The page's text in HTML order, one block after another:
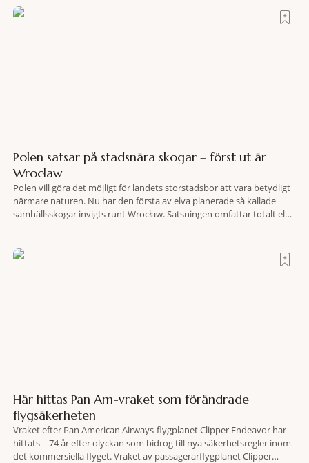
Polen satsar på stadsnära skogar – först ut är
Wrocław
Polen vill göra det möjligt för landets storstadsbor att vara betydligt
närmare naturen. Nu har den första av elva planerade så kallade
samhällsskogar invigts runt Wrocław. Satsningen omfattar totalt elva
fler människor ska kunna promenera, motionera
Här hittas Pan Am-vraket som förändrade
flygsäkerheten
Vraket efter Pan American Airways-flygplanet Clipper Endeavor har
hittats – 74 år efter olyckan som bidrog till nya säkerhetsregler inom
det kommersiella flyget. Vraket av passagerarflygplanet Clipper